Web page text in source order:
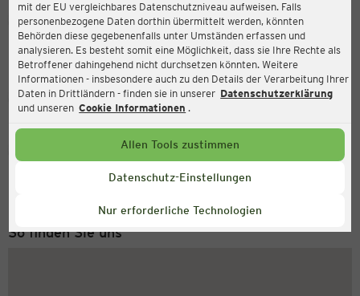
mit der EU vergleichbares Datenschutzniveau aufweisen. Falls
personenbezogene Daten dorthin übermittelt werden, könnten
Behörden diese gegebenenfalls unter Umständen erfassen und
analysieren. Es besteht somit eine Möglichkeit, dass sie Ihre Rechte als
Betroffener dahingehend nicht durchsetzen könnten. Weitere
Informationen - insbesondere auch zu den Details der Verarbeitung Ihrer
Daten in Drittländern - finden sie in unserer Datenschutzerklärung
und unseren Cookie Informationen .
Allen Tools zustimmen
Datenschutz-Einstellungen
Nur erforderliche Technologien
Ernsting's family
Michael-Seeber-Straße 3, 6410 Telfs
Aktuell:
Geschlossen
Service Hotline
+43 (0) 1 2675 502
So finden Sie uns